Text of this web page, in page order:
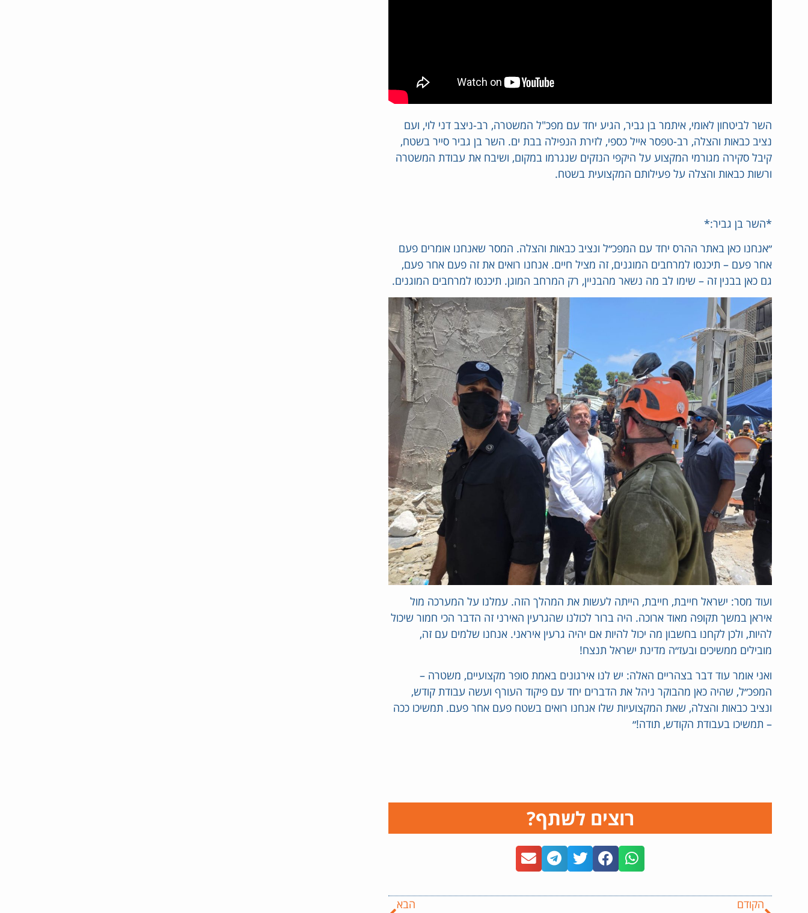
השר לביטחון לאומי, איתמר בן גביר, הגיע יחד עם מפכ"ל המשטרה, רב-ניצב דני לוי, ועם
נציב כבאות והצלה, רב-טפסר אייל כספי, לזירת הנפילה בבת ים. השר בן גביר סייר בשטח,
קיבל סקירה מגורמי המקצוע על היקפי הנזקים שנגרמו במקום, ושיבח את עבודת המשטרה
ורשות כבאות והצלה על פעילותם המקצועית בשטח.
*השר בן גביר:*
״אנחנו כאן באתר ההרס יחד עם המפכ״ל ונציב כבאות והצלה. המסר שאנחנו אומרים פעם
אחר פעם – תיכנסו למרחבים המוגנים, זה מציל חיים. אנחנו רואים את זה פעם אחר פעם,
גם כאן בבנין זה – שימו לב מה נשאר מהבניין, רק המרחב המוגן. תיכנסו למרחבים המוגנים.
ועוד מסר: ישראל חייבת, חייבת, הייתה לעשות את המהלך הזה. עמלנו על המערכה מול
איראן במשך תקופה מאוד ארוכה. היה ברור לכולנו שהגרעין האירני זה הדבר הכי חמור שיכול
להיות, ולכן לקחנו בחשבון מה יכול להיות אם יהיה גרעין איראני. אנחנו שלמים עם זה,
מובילים ממשיכים ובעז״ה מדינת ישראל תנצח!
ואני אומר עוד דבר בצהריים האלה: יש לנו אירגונים באמת סופר מקצועיים, משטרה –
המפכ״ל, שהיה כאן מהבוקר ניהל את הדברים יחד עם פיקוד העורף ועשה עבודת קודש,
ונציב כבאות והצלה, שאת המקצועיות שלו אנחנו רואים בשטח פעם אחר פעם. תמשיכו ככה
– תמשיכו בעבודת הקודש, תודה!״
רוצים לשתף?
הקודם הבא